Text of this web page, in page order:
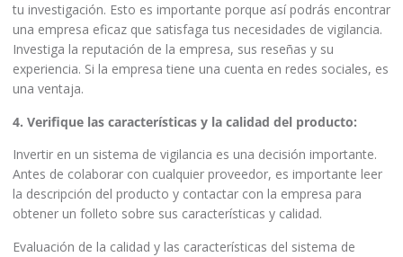
tu investigación. Esto es importante porque así podrás encontrar
una empresa eficaz que satisfaga tus necesidades de vigilancia.
Investiga la reputación de la empresa, sus reseñas y su
experiencia. Si la empresa tiene una cuenta en redes sociales, es
una ventaja.
4. Verifique las características y la calidad del producto:
Invertir en un sistema de vigilancia es una decisión importante.
Antes de colaborar con cualquier proveedor, es importante leer
la descripción del producto y contactar con la empresa para
obtener un folleto sobre sus características y calidad.
Evaluación de la calidad y las características del sistema de